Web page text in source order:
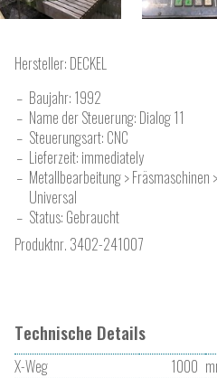
Hersteller: DECKEL
Baujahr: 1992
Name der Steuerung: Dialog 11
Steuerungsart: CNC
Lieferzeit: immediately
Metallbearbeitung > Fräsmaschinen
Universal
Status: Gebraucht
Produktnr. 3402-241007
Technische Details
X-Weg 1000